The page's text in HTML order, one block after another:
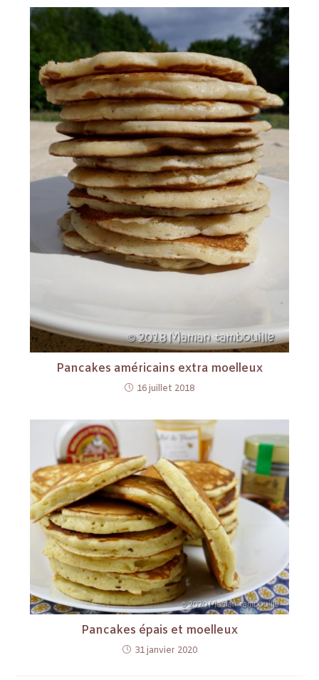
Pancakes américains extra moelleux
16 juillet 2018
Pancakes épais et moelleux
31 janvier 2020